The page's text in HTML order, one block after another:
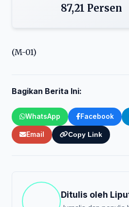
87,21 Persen
(M-01)
Bagikan Berita Ini:
WhatsApp Facebook
Email Copy Link
Ditulis oleh